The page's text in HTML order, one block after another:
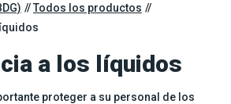
Todos los productos
a los líquidos
proteger a su personal de los